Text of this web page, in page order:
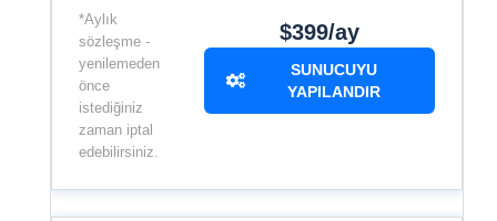
*Aylık
sözleşme -
yenilemeden
önce
istediğiniz
zaman iptal
edebilirsiniz.
$399/ay
SUNUCUYU
YAPILANDIR